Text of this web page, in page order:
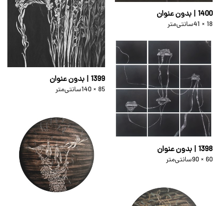
1400 | بدون عنوان
41 × 18سانتی‌متر
1399 | بدون عنوان
140 × 85سانتی‌متر
1398 | بدون عنوان
90 × 60سانتی‌متر